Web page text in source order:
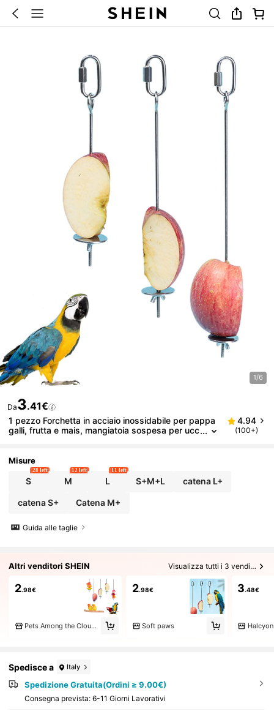
1/6
Da3.41€
1 pezzo Forchetta in acciaio inossidabile per pappa
galli, frutta e mais, mangiatoia sospesa per ucc
4.94
(100+)
Misure
S
28 left
M
12 left
L
11 left
S+M+L catena L+
catena S+ Catena M+
Guida alle taglie
Altri venditori SHEIN Visualizza tutti i 3 venditori
2.98€
Pets Among the Clouds
2.98€
Soft paws
3.48€
Spedisce a Italy
Spedizione Gratuita(Ordini ≥ 9.00€)
Consegna prevista: 6-11 Giorni Lavorativi